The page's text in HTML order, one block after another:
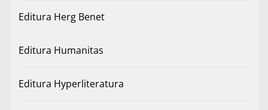
Editura Herg Benet
Editura Humanitas
Editura Hyperliteratura